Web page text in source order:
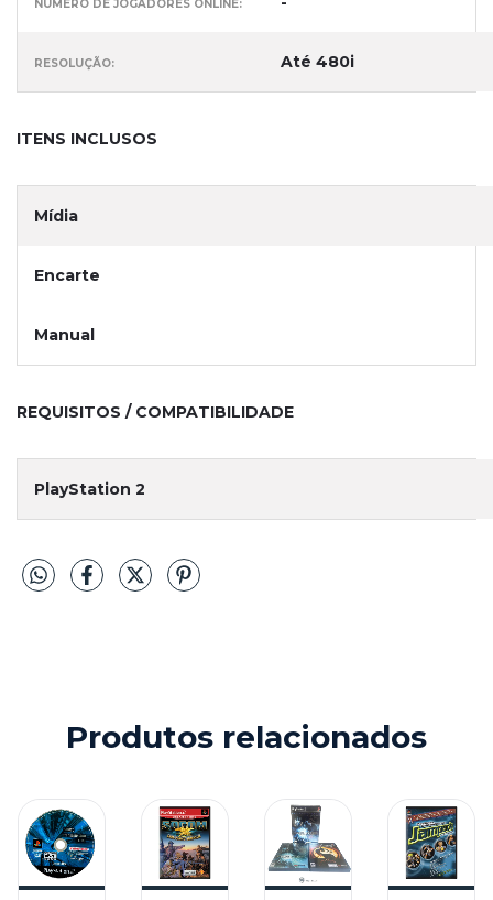
NÚMERO DE JOGADORES ONLINE:
RESOLUÇÃO: Até 480i
ITENS INCLUSOS
Mídia
Encarte
Manual
REQUISITOS / COMPATIBILIDADE
PlayStation 2
Produtos relacionados